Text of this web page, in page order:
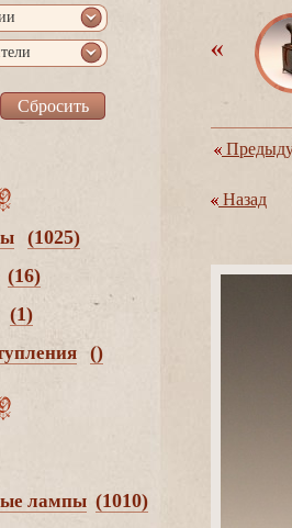
(1025)
(16)
(1)
()
лампы (1010)
Назад